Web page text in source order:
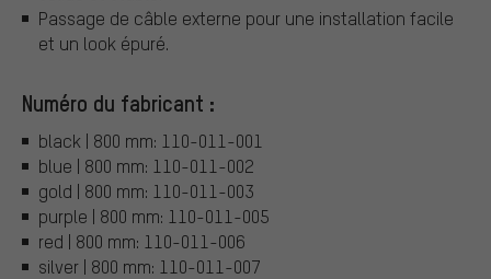
Passage de câble externe pour une installation facile
et un look épuré.
Numéro du fabricant :
black | 800 mm: 110-011-001
blue | 800 mm: 110-011-002
gold | 800 mm: 110-011-003
purple | 800 mm: 110-011-005
red | 800 mm: 110-011-006
silver | 800 mm: 110-011-007